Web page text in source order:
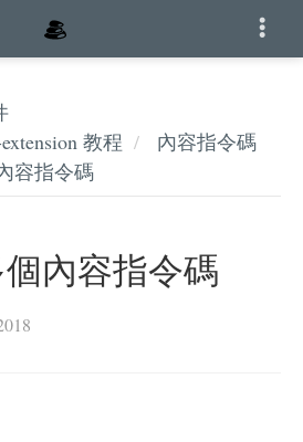
教程
內容指令碼
容指令碼
內容指令碼